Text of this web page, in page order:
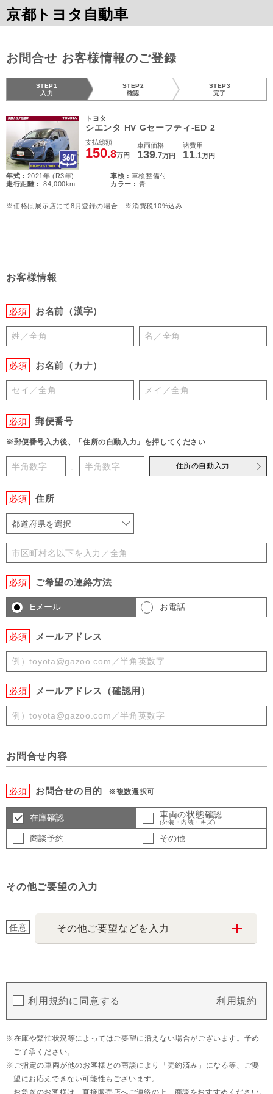
京都トヨタ自動車
お問合せ お客様情報のご登録
STEP1
入力
STEP2
確認
STEP3
完了
トヨタ
シエンタ HV Gセーフティ-ED 2
支払総額
150.8万円
車両価格
139.7万円
諸費用
11.1万円
年式 : 2021年 (R3年) 車検 : 車検整備付
走行距離 :
84,000km カラー : 青
※価格は展示店にて8月登録の場合 ※消費税10%込み
お客様情報
必須 お名前（漢字）
必須 お名前（カナ）
必須 郵便番号
※郵便番号入力後、「住所の自動入力」を押してください
- 住所の自動入力
必須 住所
都道府県を選択
必須 ご希望の連絡方法
Eメール お電話
必須 メールアドレス
必須 メールアドレス（確認用）
お問合せ内容
必須 お問合せの目的 ※複数選択可
在庫確認 車両の状態確認
(外装・内装・キズ)
商談予約 その他
その他ご要望の入力
任意 その他ご要望などを入力
利用規約に同意する 利用規約
在庫や繁忙状況等によってはご要望に沿えない場合がございます。予め
ご了承ください。
ご指定の車両が他のお客様との商談により「売約済み」になる等、ご要
望にお応えできない可能性もございます。
お急ぎのお客様は、直接販売店へご連絡の上、商談をおすすめください。